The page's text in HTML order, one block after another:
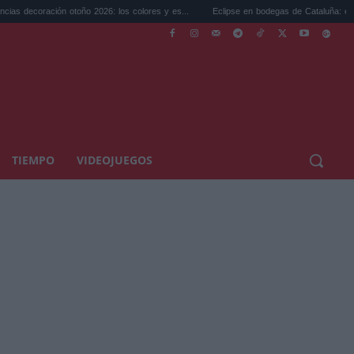
otoño 2026: los colores y es... Eclipse en bodegas de Cataluña: el plan perfecto
TIEMPO VIDEOJUEGOS